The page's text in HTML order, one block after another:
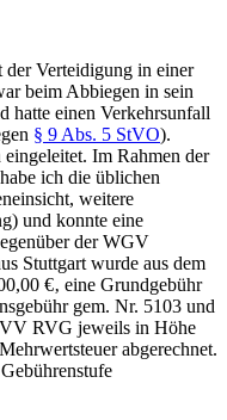
der Verteidigung in einer
beim Abbiegen in sein
hatte einen Verkehrsunfall
§ 9 Abs. 5 StVO).
Im Rahmen der
ich die üblichen
weitere
und konnte eine
der WGV
Stuttgart wurde aus dem
€‚ eine Grundgebühr
gem. Nr. 5103 und
RVG jeweils in Höhe
abgerechnet.